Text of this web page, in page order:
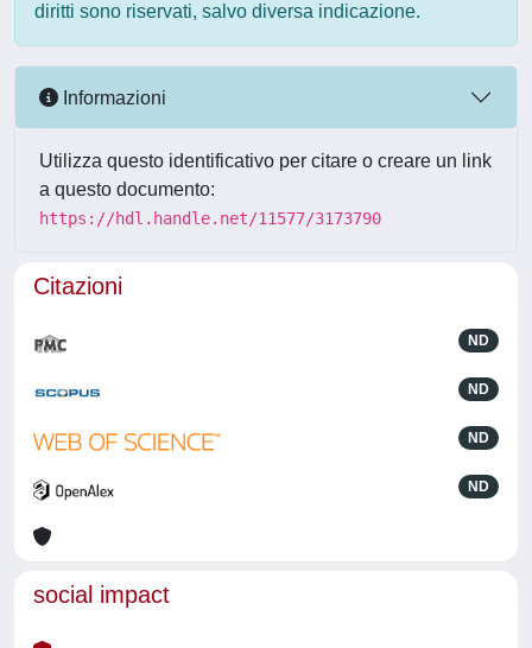
diritti sono riservati, salvo diversa indicazione.
Informazioni
Utilizza questo identificativo per citare o creare un link
a questo documento:
https://hdl.handle.net/11577/3173790
Citazioni
ND
ND
ND
ND
social impact